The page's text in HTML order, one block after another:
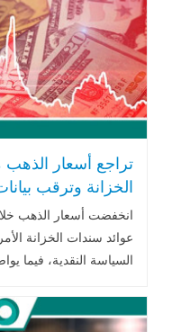
تراجع أسعار الذهب
الخزانة وترقب
انخفضت أسعار الذهب
عوائد سندات الخزانة
السياسة النقدية، فيما
الاتجاه المقبل للمعدن